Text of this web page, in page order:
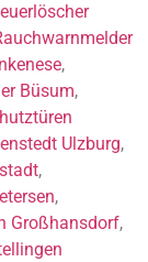
,
Büsum,
Ulzburg,
,
,
Großhansdorf,